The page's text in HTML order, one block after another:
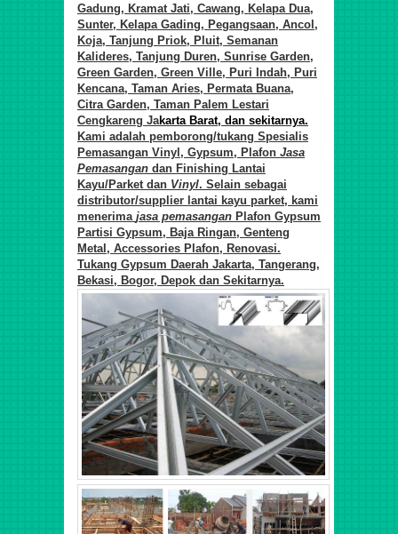
Gadung, Kramat Jati, Cawang, Kelapa Dua,
Sunter, Kelapa Gading, Pegangsaan, Ancol,
Koja, Tanjung Priok, Pluit, Semanan
Kalideres, Tanjung Duren, Sunrise Garden,
Green Garden, Green Ville, Puri Indah, Puri
Kencana, Taman Aries, Permata Buana,
Citra Garden, Taman Palem Lestari
Cengkareng Jakarta Barat, dan sekitarnya.
Kami adalah pemborong/tukang Spesialis
Pemasangan Vinyl, Gypsum, Plafon Jasa
Pemasangan dan Finishing Lantai
Kayu/Parket dan Vinyl. Selain sebagai
distributor/supplier lantai kayu parket, kami
menerima jasa pemasangan Plafon Gypsum
Partisi Gypsum, Baja Ringan, Genteng
Metal, Accessories Plafon, Renovasi.
Tukang Gypsum Daerah Jakarta, Tangerang,
Bekasi, Bogor, Depok dan Sekitarnya.